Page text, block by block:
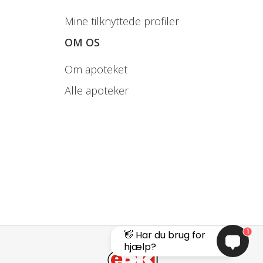
Mine tilknyttede profiler
OM OS
Om apoteket
Alle apoteker
👋 Har du brug for
hjælp?
1